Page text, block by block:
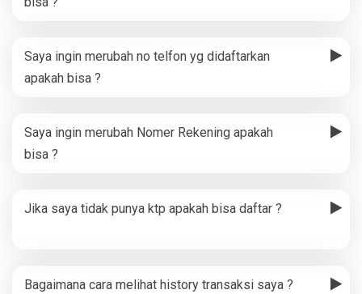
Saya ingin merubah no telfon yg didaftarkan
apakah bisa ?
Saya ingin merubah Nomer Rekening apakah
bisa ?
Jika saya tidak punya ktp apakah bisa daftar ?
Bagaimana cara melihat history transaksi saya ?